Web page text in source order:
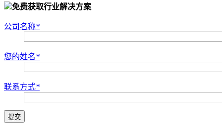
免费获取行业解决方案
公司名称*
您的姓名*
联系方式*